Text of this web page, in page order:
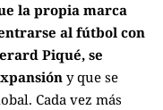
la propia marca
al fútbol con
Piqué, se
y que se
Cada vez más